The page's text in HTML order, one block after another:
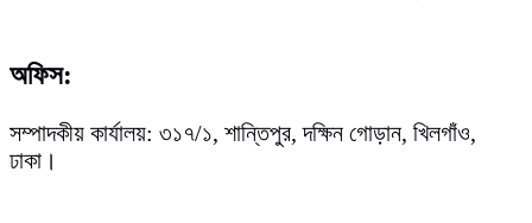
অফিস:
সম্পাদকীয় কার্যালয়: ৩১৭/১, শান্তিপুর, দক্ষিন গোড়ান, খিলগাঁও,
ঢাকা।